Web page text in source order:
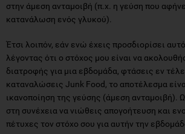
στην άμεση ανταμοιβή (π.χ. η γεύση που
κατανάλωση ενός γλυκού).
Έτσι λοιπόν, εάν ενώ έχεις προσδιορίσει
λέγοντας ότι ο στόχος μου είναι να
διατροφής για μια εβδομάδα, φτάσεις εν
καταναλώσεις Junk Food, το αποτέλεσμα
ικανοποίηση της γεύσης (άμεση ανταμοιβή).
στη συνέχεια να νιώθεις απογοήτευση και
πέτυχες τον στόχο σου για αυτήν την